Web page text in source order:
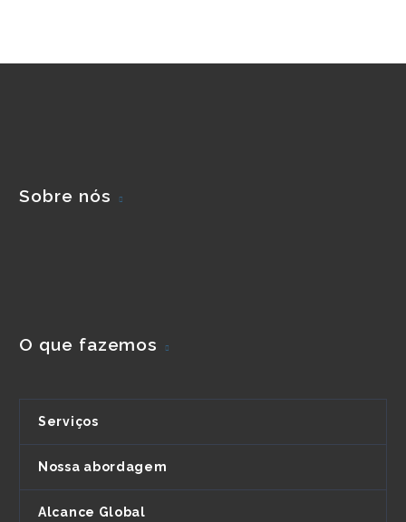
Sobre nós
O que fazemos
Serviços
Nossa abordagem
Alcance Global